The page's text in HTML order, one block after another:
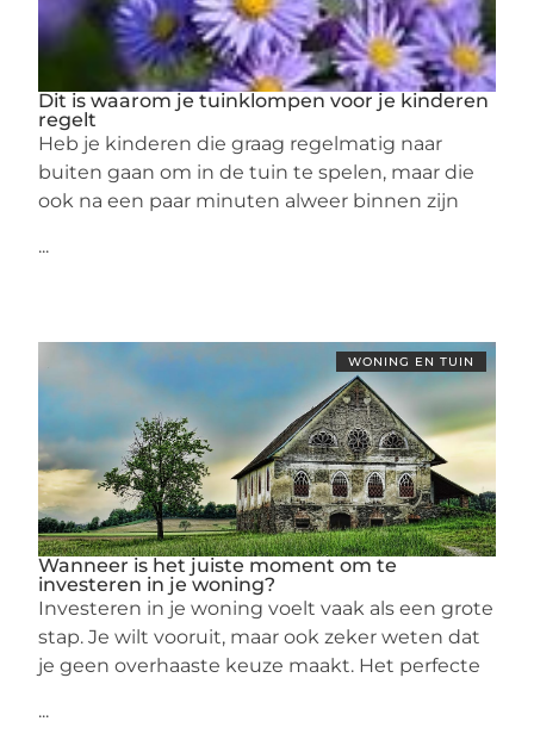
Dit is waarom je tuinklompen voor je kinderen
regelt
Heb je kinderen die graag regelmatig naar
buiten gaan om in de tuin te spelen, maar die
ook na een paar minuten alweer binnen zijn
...
WONING EN TUIN
Wanneer is het juiste moment om te
investeren in je woning?
Investeren in je woning voelt vaak als een grote
stap. Je wilt vooruit, maar ook zeker weten dat
je geen overhaaste keuze maakt. Het perfecte
...